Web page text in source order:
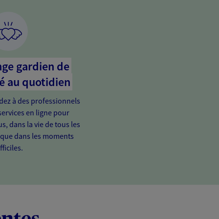
gardien de
au quotidien
à des professionnels
en ligne pour
dans la vie de tous les
dans les moments